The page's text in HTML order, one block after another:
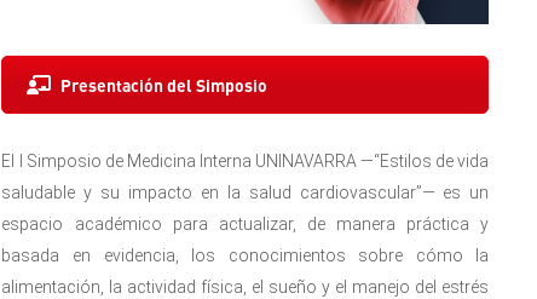
Presentación del Simposio
El I Simposio de Medicina Interna UNINAVARRA —“Estilos de vida
saludable y su impacto en la salud cardiovascular”— es un
espacio académico para actualizar, de manera práctica y
basada en evidencia, los conocimientos sobre cómo la
alimentación, la actividad física, el sueño y el manejo del estrés